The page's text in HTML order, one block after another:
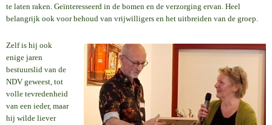
te laten raken. Geïnteresseerd in de bomen en de verzorging ervan. Heel
belangrijk ook voor behoud van vrijwilligers en het uitbreiden van de groep.
Zelf is hij ook
enige jaren
bestuurslid van de
NDV geweest, tot
volle tevredenheid
van een ieder, maar
hij wilde liever